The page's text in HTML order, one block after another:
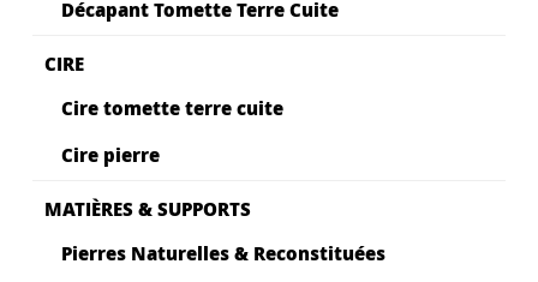
Décapant Tomette Terre Cuite
CIRE
Cire tomette terre cuite
Cire pierre
MATIÈRES & SUPPORTS
Pierres Naturelles & Reconstituées